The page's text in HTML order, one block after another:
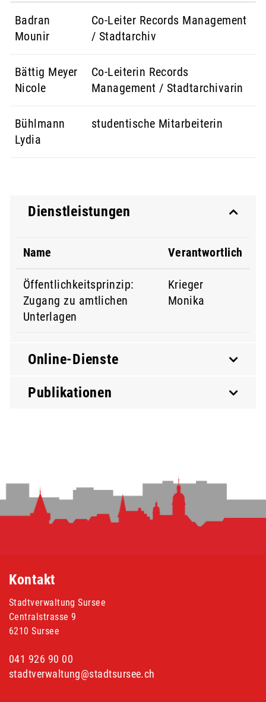
Badran
Mounir
Co-Leiter Records Management
/ Stadtarchiv
Bättig Meyer
Nicole
Co-Leiterin Records
Management / Stadtarchivarin
Bühlmann
Lydia
studentische Mitarbeiterin
Dienstleistungen
Name Verantwortlich
Öffentlichkeitsprinzip:
Zugang zu amtlichen
Unterlagen
Krieger
Monika
Online-Dienste
Publikationen
Kontakt
Stadtverwaltung Sursee
Centralstrasse 9
6210 Sursee
041 926 90 00
stadtverwaltung@stadtsursee.ch